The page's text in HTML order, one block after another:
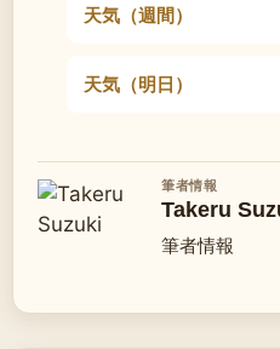
天気（週間）
天気（明日）
筆者情報
Takeru
筆者情報